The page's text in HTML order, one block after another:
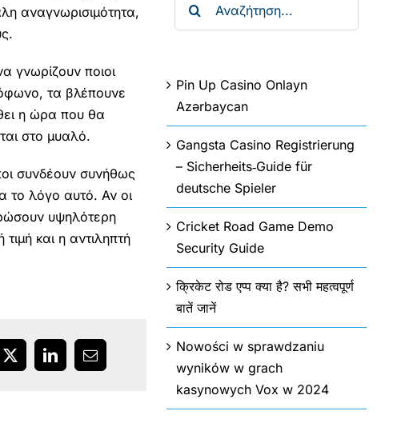
αναγνωρισιμότητα,
γνωρίζουν ποιοι
τα βλέπουνε
η ώρα που θα
στο μυαλό.
συνδέουν συνήθως
το λόγο αυτό. Αν οι
υψηλότερη
και η αντιληπτή
X LinkedInEmail
Pin Up Casino Onlayn
Azərbaycan
Gangsta Casino Registrierung
– Sicherheits‑Guide für
deutsche Spieler
Cricket Road Game Demo
Security Guide
क्रिकेट रोड एप्प क्या है? सभी महत्वपूर्ण
बातें जानें
Nowości w sprawdzaniu
wyników w grach
kasynowych Vox w 2024